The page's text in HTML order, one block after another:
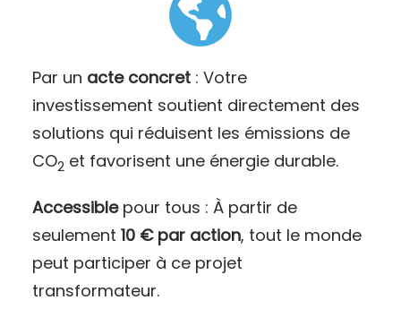
Par un acte concret: Votre
investissement soutient directement des
solutions qui réduisent les émissions de
CO2 et favorisent une énergie durable.
Accessiblepour tous : À partir de
seulement 10 € par action, tout le monde
peut participer à ce projet
transformateur.